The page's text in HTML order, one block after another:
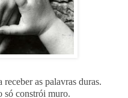
as palavras duras.
só constrói muro.